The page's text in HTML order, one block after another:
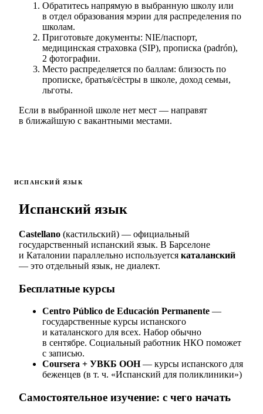
Обратитесь напрямую в выбранную школу или
в отдел образования мэрии для распределения по
школам.
Приготовьте документы: NIE/паспорт,
медицинская страховка (SIP), прописка (padrón),
2 фотографии.
Место распределяется по баллам: близость по
прописке, братья/сёстры в школе, доход семьи,
льготы.
Если в выбранной школе нет мест — направят
в ближайшую с вакантными местами.
ИСПАНСКИЙ ЯЗЫК
Испанский язык
Castellano (кастильский) — официальный
государственный испанский язык. В Барселоне
и Каталонии параллельно используется каталанский
— это отдельный язык, не диалект.
Бесплатные курсы
Centro Público de Educación Permanente —
государственные курсы испанского
и каталанского для всех. Набор обычно
в сентябре. Социальный работник НКО поможет
с записью.
Coursera + УВКБ ООН— курсы испанского для
беженцев (в т. ч. «Испанский для поликлиники»)
Самостоятельное изучение: с чего начать